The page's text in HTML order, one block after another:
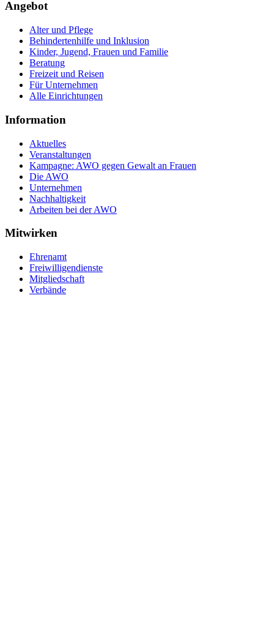
Angebot
Alter und Pflege
Behindertenhilfe und Inklusion
Kinder, Jugend, Frauen und Familie
Beratung
Freizeit und Reisen
Für Unternehmen
Alle Einrichtungen
Information
Aktuelles
Veranstaltungen
Kampagne: AWO gegen Gewalt an Frauen
Die AWO
Unternehmen
Nachhaltigkeit
Arbeiten bei der AWO
Mitwirken
Ehrenamt
Freiwilligendienste
Mitgliedschaft
Verbände